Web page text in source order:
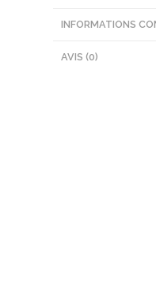
INFORMATIONS
AVIS (0)